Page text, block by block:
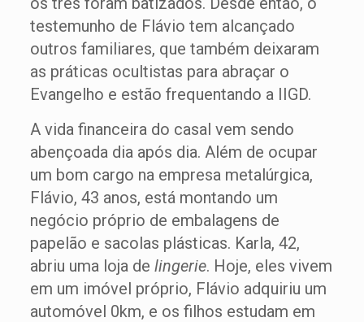
testemunho de Flávio tem alcançado
outros familiares, que também deixaram
as práticas ocultistas para abraçar o
Evangelho e estão frequentando a IIGD.
A vida financeira do casal vem sendo
abençoada dia após dia. Além de ocupar
um bom cargo na empresa metalúrgica,
Flávio, 43 anos, está montando um
negócio próprio de embalagens de
papelão e sacolas plásticas. Karla, 42,
abriu uma loja de lingerie. Hoje, eles vivem
em um imóvel próprio, Flávio adquiriu um
automóvel 0km, e os filhos estudam em